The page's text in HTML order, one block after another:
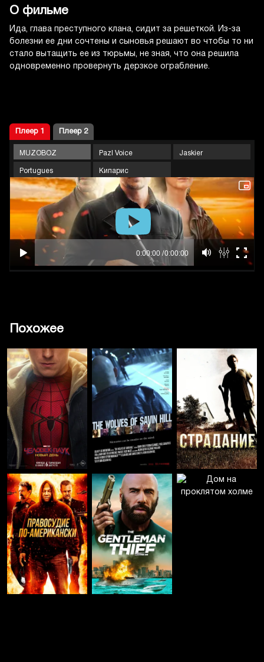
О фильме
Ида, глава преступного клана, сидит за решеткой. Из-за
болезни ее дни сочтены и сыновья решают во чтобы то ни
стало вытащить ее из тюрьмы, не зная, что она решила
одновременно провернуть дерзкое ограбление.
Плеер 1 Плеер 2
MUZOBOZ Pazl Voice Jaskier
Portugues Кипарис
Похожее